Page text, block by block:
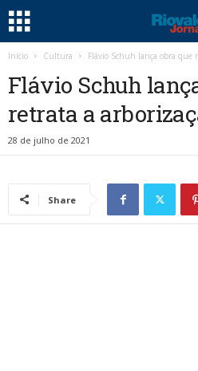
Início Cultura Flávio Schuh lança obra que
Flávio Schuh
retrata a
28 de julho de 2021
Share